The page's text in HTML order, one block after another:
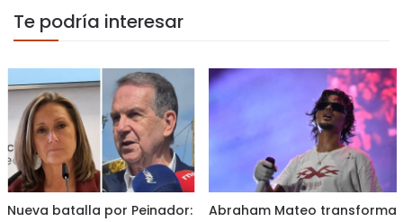
Te podría interesar
Nueva batalla por Peinador:
Abraham Mateo transforma